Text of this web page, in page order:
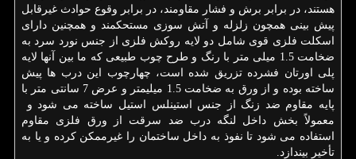
هستند، در برابر برش و فشار مقاومند، در برابر وقوع حوادث غیرقابل
پیش بینی همچون زلزله و آتش سوزی مستحکمند و همچنين دارای
اسکلت فلزی قوی شامل دو لایه روکش فلزی از جنس نورد سرد به
ضخامت 1.5 میلی متر با رنگ و طرح چوب طبیعی که ما بین ‌آنها لایه
پلی اورتان فشرده تزریق شده است، چهارچوب این درب ها پیش
ساخته بوده و از ورق به ضخامت 1.5 میلیمتر و عرض 7 سانتی متر با
پایه مقاوم ضد زنگ از جنس استینلس استیل ساخته می شود و
معمولاً بخش داخل لنگه درب ضد سرقت از ورق فلزی مقاوم
استفاده می شود تا نفوذ به داخل ساختمان را غیرممکن کرده و یا به
تأخیر بیندازد.